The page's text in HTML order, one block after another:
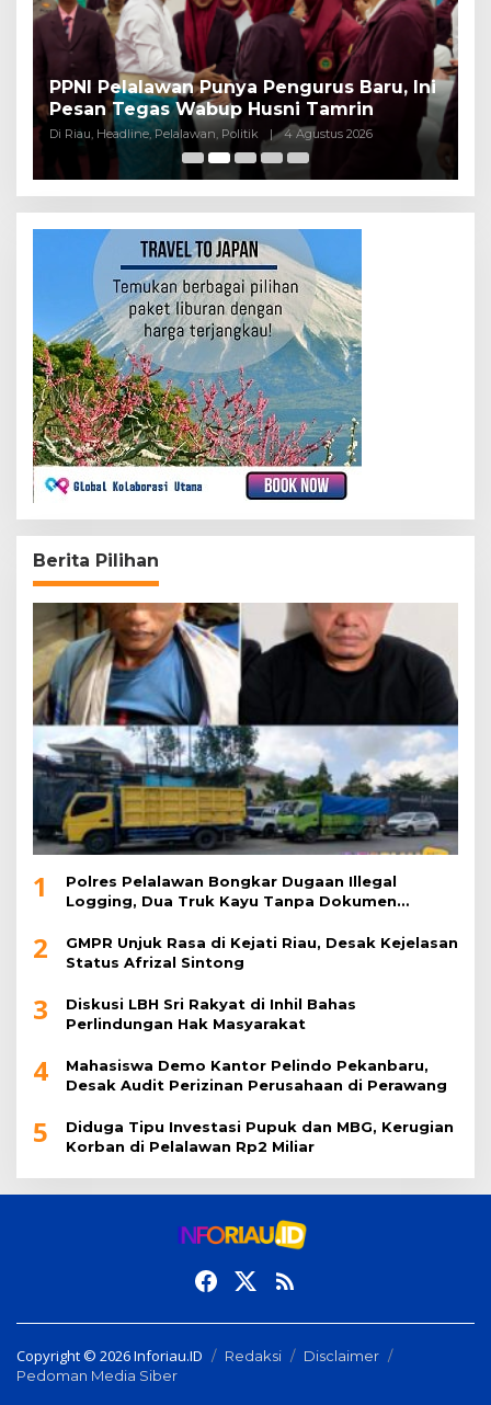
PPNI Pelalawan Punya Pengurus Baru, Ini
Pesan Tegas Wabup Husni Tamrin
Di Riau, Headline, Pelalawan, Politik | 4 Agustus 2026
Berita Pilihan
1
Polres Pelalawan Bongkar Dugaan Illegal
Logging, Dua Truk Kayu Tanpa Dokumen
2
GMPR Unjuk Rasa di Kejati Riau, Desak Kejelasan
Status Afrizal Sintong
3
Diskusi LBH Sri Rakyat di Inhil Bahas
Perlindungan Hak Masyarakat
4
Mahasiswa Demo Kantor Pelindo Pekanbaru,
Desak Audit Perizinan Perusahaan di Perawang
5
Diduga Tipu Investasi Pupuk dan MBG, Kerugian
Korban di Pelalawan Rp2 Miliar
Copyright © 2026 Inforiau.ID Redaksi
Disclaimer
Pedoman Media Siber